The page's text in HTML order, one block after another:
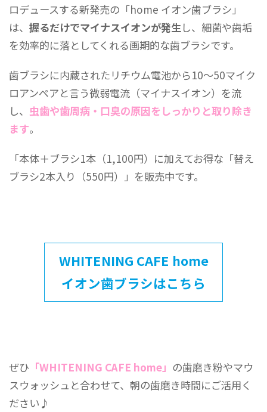
ロデュースする新発売の「home イオン歯ブラシ」
は、握るだけでマイナスイオンが発生し、細菌や歯垢
を効率的に落としてくれる画期的な歯ブラシです。
歯ブラシに内蔵されたリチウム電池から10〜50マイク
ロアンペアと言う微弱電流（マイナスイオン）を流
し、 虫歯や歯周病・口臭の原因をしっかりと取り除き
ます。
「本体＋ブラシ1本（1,100円）に加えてお得な「替え
ブラシ2本入り（550円）」を販売中です。
WHITENING CAFE home
イオン歯ブラシはこちら
ぜひ 「WHITENING CAFE home」 の歯磨き粉やマウ
スウォッシュと合わせて、朝の歯磨き時間にご活用く
ださい♪